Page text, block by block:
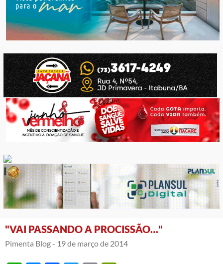
"VAI PASSANDO A PROCISSÃO…"
Pimenta Blog - 19 de março de 2014